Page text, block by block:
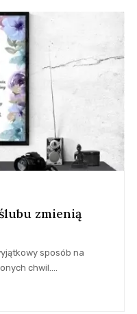
zmienią
sposób na
chwil.